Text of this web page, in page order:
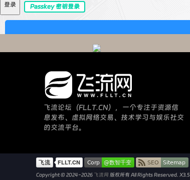
登录 Passkey 密钥登录
飞流论坛（FLLT.CN），一个专注于资源信
息发布、虚拟网络交易、技术学习与娱乐社交
的交流平台。
Copyright © 2024-2026 飞流网 版权所有All Rights Reserved. X3.5